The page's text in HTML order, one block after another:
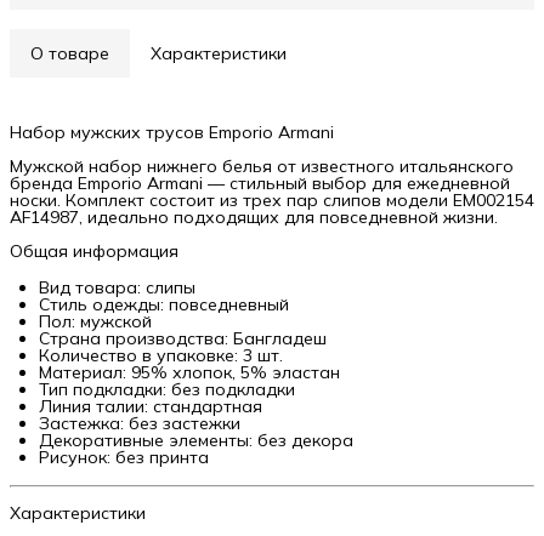
О товаре Характеристики
Набор мужских трусов Emporio Armani
Мужской набор нижнего белья от известного итальянского
бренда Emporio Armani — стильный выбор для ежедневной
носки. Комплект состоит из трех пар слипов модели EM002154
AF14987, идеально подходящих для повседневной жизни.
Общая информация
Вид товара: слипы
Стиль одежды: повседневный
Пол: мужской
Страна производства: Бангладеш
Количество в упаковке: 3 шт.
Материал: 95% хлопок, 5% эластан
Тип подкладки: без подкладки
Линия талии: стандартная
Застежка: без застежки
Декоративные элементы: без декора
Рисунок: без принта
Характеристики